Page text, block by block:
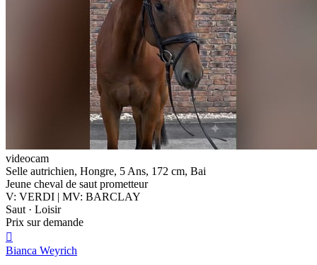
videocam
Selle autrichien, Hongre, 5 Ans, 172 cm, Bai
Jeune cheval de saut prometteur
V: VERDI | MV: BARCLAY
Saut · Loisir
Prix sur demande

Bianca Weyrich